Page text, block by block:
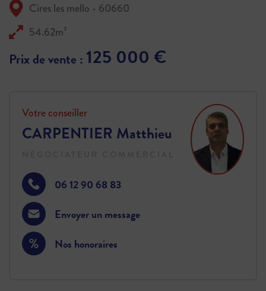
Cires les mello - 60660
54.62m²
Prix de vente : 125 000 €
Votre conseiller
CARPENTIER Matthieu
06 12 90 68 83
Envoyer un message
Nos honoraires